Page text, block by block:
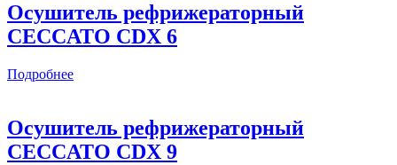
Осушитель рефрижераторный
CECCATO CDX 6
Подробнее
Осушитель рефрижераторный
CECCATO CDX 9